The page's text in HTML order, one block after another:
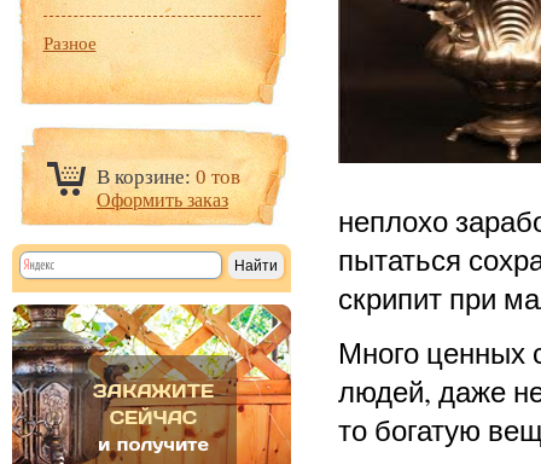
Разное
В корзине: 0 тов
Оформить заказ
неплохо
пытаться
скрипит при
Много ценных
людей, даже
то богатую